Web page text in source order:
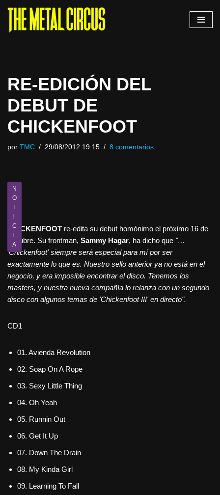
Saltar
RE-EDICIÓN DEL
DEBUT DE
CHICKENFOOT
por TMC 29/08/2012 19:15 8 comentarios
N
O
T
I
C
I
A
CHICKENFOOT re-edita su debut homónimo el próximo 16 de
Octubre. Su frontman, Sammy Hagar, ha dicho que "…
'Chickenfoot' siempre será especial para mí por ser
exactamente lo que es. Nuestro sello anterior ya no está en el
negocio, y era imposible encontrar el disco. Tenemos los
masters, y nuestra nueva compañía lo relanza con un segundo
disco con algunos temas de 'Chickenfoot III' en directo".
CD1
01. Avienda Revolution
02. Soap On A Rope
03. Sexy Little Thing
04. Oh Yeah
05. Runnin Out
06. Get It Up
07. Down The Drain
08. My Kinda Girl
09. Learning To Fall